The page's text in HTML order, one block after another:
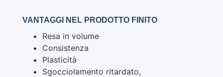
VANTAGGI NEL PRODOTTO FINITO
Resa in volume
Consistenza
Plasticità
Sgocciolamento ritardato,